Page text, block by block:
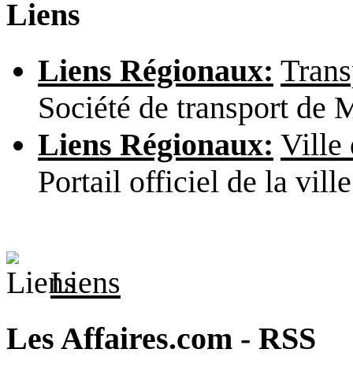
Liens
Liens Régionaux:
Société de transport de
Liens Régionaux: Ville
Portail officiel de la
Liens
Les Affaires.com - RSS